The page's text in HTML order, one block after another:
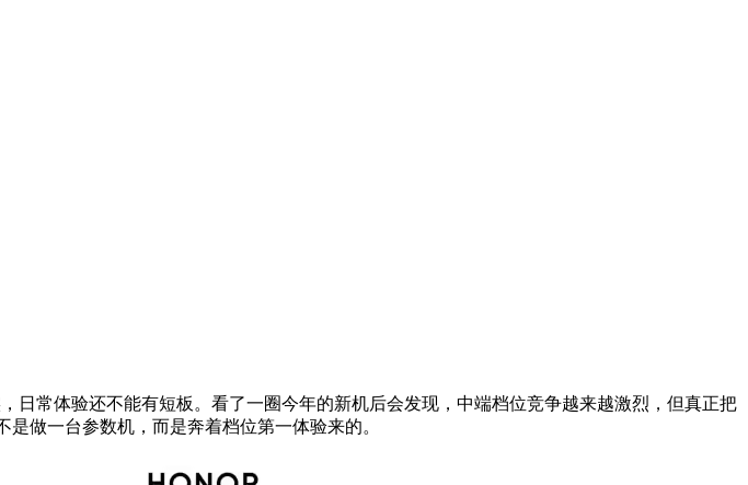
日常体验还不能有短板。看了一圈今年的新机后会发现，中端档位竞争越来越激烈，但真正把
做一台参数机，而是奔着档位第一体验来的。